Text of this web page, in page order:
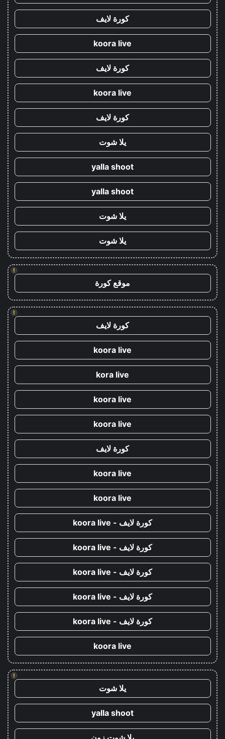
كورة لايف
koora live
كورة لايف
koora live
كورة لايف
يلا شوت
yalla shoot
yalla shoot
يلا شوت
يلا شوت
!
موقع كورة
!
كورة لايف
koora live
kora live
koora live
koora live
كورة لايف
koora live
koora live
كورة لايف - koora live
كورة لايف - koora live
كورة لايف - koora live
كورة لايف - koora live
كورة لايف - koora live
koora live
!
يلا شوت
yalla shoot